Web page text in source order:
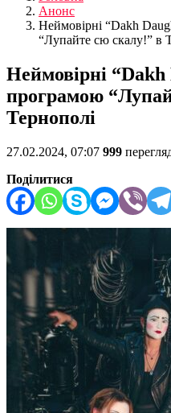
Анонс
Неймовірні “Dakh
“Лупайте сю скалу!” в
Неймовірні
програмою
Тернополі
27.02.2024, 07:07 999
Поділитися